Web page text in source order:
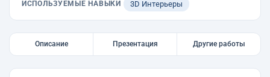
ИСПОЛЬЗУЕМЫЕ НАВЫКИ 3D Интерьеры
Описание Презентация Другие работы